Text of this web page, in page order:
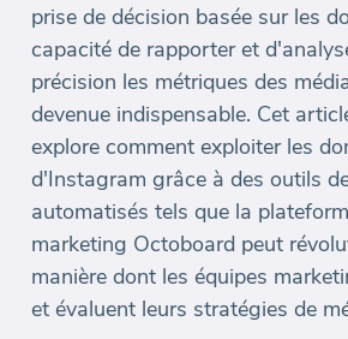
prise de décision basée sur les
capacité de rapporter et
précision les métriques des
devenue indispensable. Cet
explore comment exploiter les
d'Instagram grâce à des outils
automatisés tels que la
marketing Octoboard peut
manière dont les équipes
et évaluent leurs stratégies de